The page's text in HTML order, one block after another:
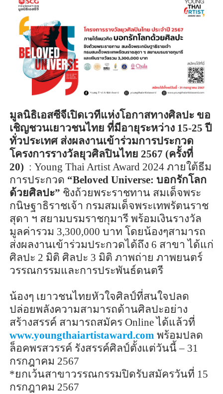
มูลนิธิเอสซีจีเปิดเวทีแห่งโอกาสทางศิลปะ ขอ
เชิญชวนเยาวชนไทย ที่มีอายุระหว่าง 15-25 ปี
ทั่วประเทศ ส่งผลงานเข้าร่วมการประกวด
โครงการรางวัลยุวศิลปินไทย 2567 (ครั้งที่
20) : Young Thai Artist Award 2024ภายใต้ธีม
การประกวด “Beloved Universe: บอกรักโลก
ด้วยศิลปะ” ชิงถ้วยพระราชทาน สมเด็จพระ
กนิษฐาธิราชเจ้า กรมสมเด็จพระเทพรัตนราช
สุดา ฯ สยามบรมราชกุมารี พร้อมเงินรางวัล
มูลค่ารวม 3,300,000 บาท โดยน้องๆสามารถ
ส่งผลงานเข้าร่วมประกวดได้ถึง 6 สาขา ได้แก่
ศิลปะ 2 มิติ ศิลปะ 3 มิติ ภาพถ่าย ภาพยนตร์
วรรณกรรมและการประพันธ์ดนตรี
น้องๆ เยาวชนไทยหัวใจศิลป์ที่สนใจปลด
ปล่อยพลังความสามารถด้านศิลปะอย่าง
สร้างสรรค์ สามารถสมัคร Onlineได้แล้วที่
www.youngthaiartistaward.com พร้อมปลด
ล็อคพรสวรรค์ รังสรรค์ศิลป์ตั้งแต่วันนี้ – 31
กรกฎาคม 2567
*ยกเว้นสาขาวรรณกรรมปิดรับสมัครวันที่ 15
กรกฎาคม 2567